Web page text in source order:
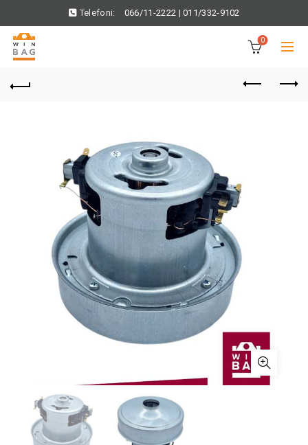
Telefoni: 066/11-2222 |011/332-9102
0